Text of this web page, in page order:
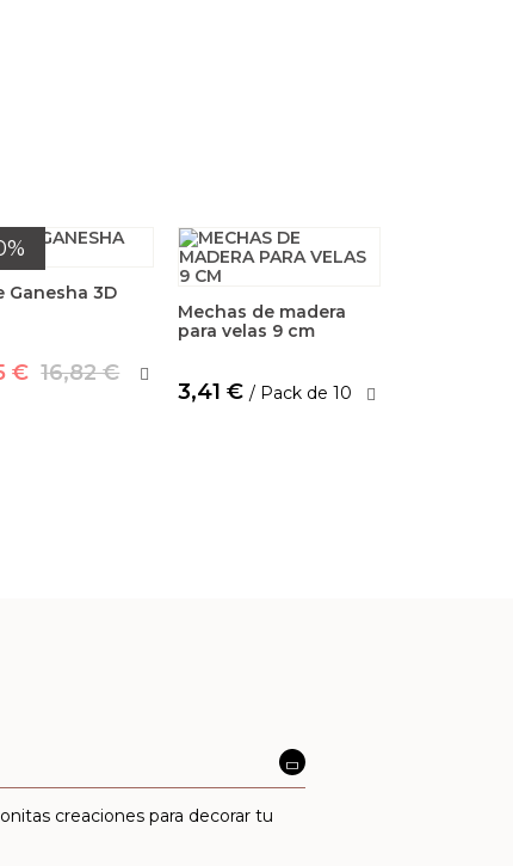
Ganesha 3D
€ 16,82 €
Mechas de madera
para velas 9 cm
3,41 € / Pack de 10
creaciones para decorar tu